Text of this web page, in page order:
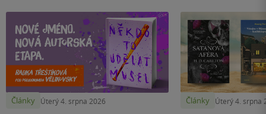
Články Úterý 4. srpna 2026 Články Úterý 4. srpna